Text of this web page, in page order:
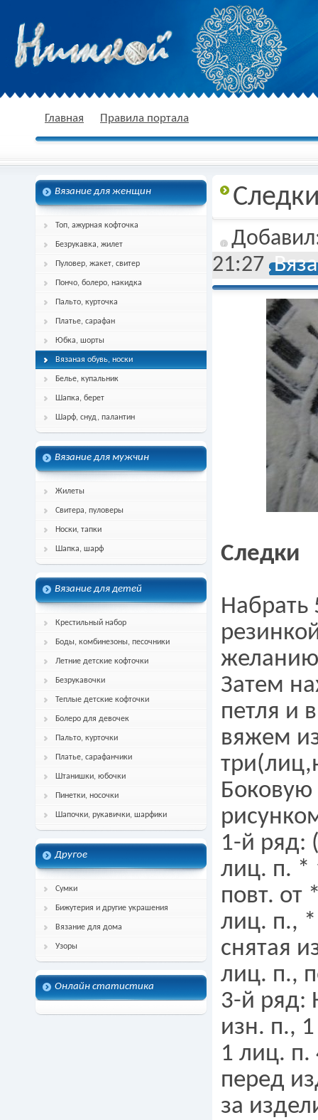
спицами, схема и описание
Главная Правила портала
Вязание для женщин
Топ, ажурная кофточка
Безрукавка, жилет
Пуловер, жакет, свитер
Пончо, болеро, накидка
Пальто, курточка
Платье, сарафан
Юбка, шорты
Вязаная обувь, носки
Белье, купальник
Шапка, берет
Шарф, снуд, палантин
Вязание для мужчин
Жилеты
Свитера, пуловеры
Носки, тапки
Шапка, шарф
Вязание для детей
Крестильный набор
Боды, комбинезоны, песочники
Летние детские кофточки
Безрукавочки
Теплые детские кофточки
Болеро для девочек
Пальто, курточки
Платье, сарафанчики
Штанишки, юбочки
Пинетки, носочки
Шапочки, рукавички, шарфики
Другое
Сумки
Бижутерия и другие украшения
Вязание для дома
Узоры
Онлайн статистика
21:27
Следки
Набрать
Затем
петля и
вяжем
Боковую
1-й ряд:
лиц. п. *
повт. от
лиц. п.,
снятая
лиц. п.,
3-й ряд:
изн. п.,
1 лиц. п.
перед
за